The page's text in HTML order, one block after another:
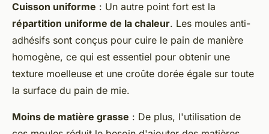
Cuisson uniforme : Un autre point fort est la
répartition uniforme de la chaleur. Les moules anti-
adhésifs sont conçus pour cuire le pain de manière
homogène, ce qui est essentiel pour obtenir une
texture moelleuse et une croûte dorée égale sur toute
la surface du pain de mie.
Moins de matière grasse : De plus, l'utilisation de